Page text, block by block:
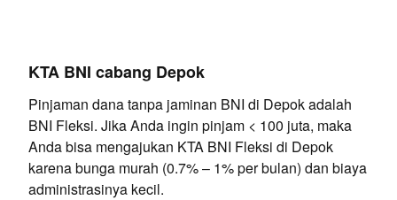
KTA BNI cabang Depok
Pinjaman dana tanpa jaminan BNI di Depok adalah
BNI Fleksi. Jika Anda ingin pinjam < 100 juta, maka
Anda bisa mengajukan KTA BNI Fleksi di Depok
karena bunga murah (0.7% – 1% per bulan) dan biaya
administrasinya kecil.